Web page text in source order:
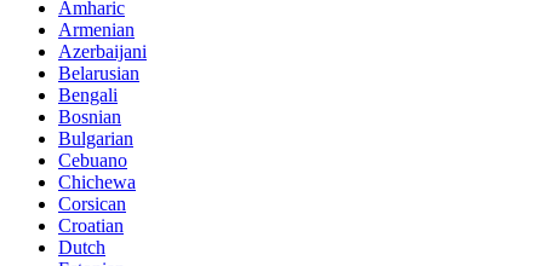
Amharic
Armenian
Azerbaijani
Belarusian
Bengali
Bosnian
Bulgarian
Cebuano
Chichewa
Corsican
Croatian
Dutch